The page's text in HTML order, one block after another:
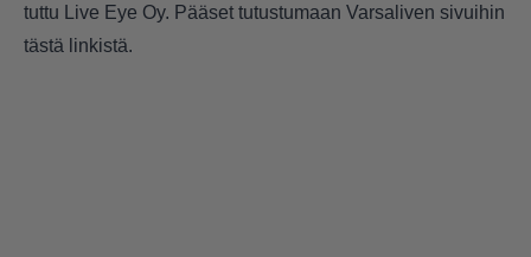
tuttu Live Eye Oy. Pääset tutustumaan Varsaliven sivuihin
tästä linkistä.